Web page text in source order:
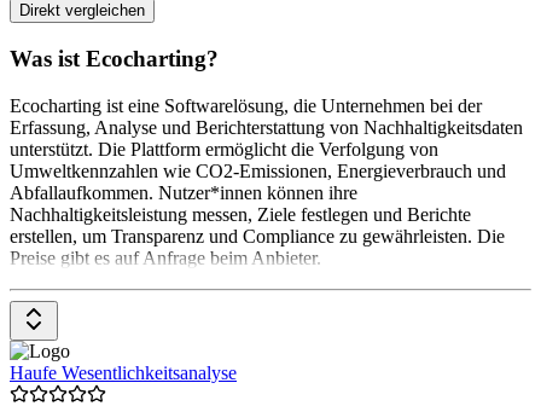
Direkt vergleichen
Was ist Ecocharting?
Ecocharting ist eine Softwarelösung, die Unternehmen bei der
Erfassung, Analyse und Berichterstattung von Nachhaltigkeitsdaten
unterstützt. Die Plattform ermöglicht die Verfolgung von
Umweltkennzahlen wie CO2-Emissionen, Energieverbrauch und
Abfallaufkommen. Nutzer*innen können ihre
Nachhaltigkeitsleistung messen, Ziele festlegen und Berichte
erstellen, um Transparenz und Compliance zu gewährleisten. Die
Preise gibt es auf Anfrage beim Anbieter.
Haufe Wesentlichkeitsanalyse